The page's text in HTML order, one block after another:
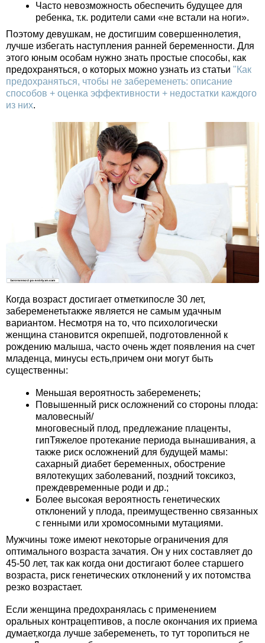
Часто невозможность обеспечить будущее для
ребенка, т.к. родители сами «не встали на ноги».
Поэтому девушкам, не достигшим совершеннолетия,
лучше избегать наступления ранней беременности. Для
этого юным особам нужно знать простые способы, как
предохраняться, о которых можно узнать из статьи "Как
предохраняться, чтобы не забеременеть: описание
способов + оценка эффективности + недостатки каждого
из них.
Когда возраст достигает отметкипосле 30 лет,
забеременетьтакже является не самым удачным
вариантом. Несмотря на то, что психологически
женщина становится окрепшей, подготовленной к
рождению малыша, часто очень ждет появления на счет
младенца, минусы есть,причем они могут быть
существенны:
Меньшая вероятность забеременеть;
Повышенный риск осложнений со стороны плода:
маловесный/
многовесный плод, предлежание плаценты,
гипТяжелое протекание периода вынашивания, а
также риск осложнений для будущей мамы:
сахарный диабет беременных, обострение
вялотекущих заболеваний, поздний токсикоз,
преждевременные роди и др.;
Более высокая вероятность генетических
отклонений у плода, преимущественно связанных
с генными или хромосомными мутациями.
Мужчины тоже имеют некоторые ограничения для
оптимального возраста зачатия. Он у них составляет до
45-50 лет, так как когда они достигают более старшего
возраста, риск генетических отклонений у их потомства
резко возрастает.
Если женщина предохранялась с применением
оральных контрацептивов, а после окончания их приема
думает,когда лучше забеременеть, то тут торопиться не